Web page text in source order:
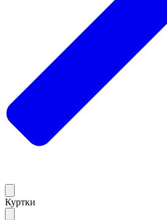
Куртки